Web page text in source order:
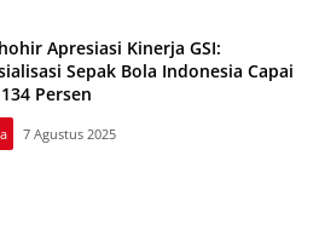
Apresiasi Kinerja GSI:
Sepak Bola Indonesia Capai
Persen
7 Agustus 2025